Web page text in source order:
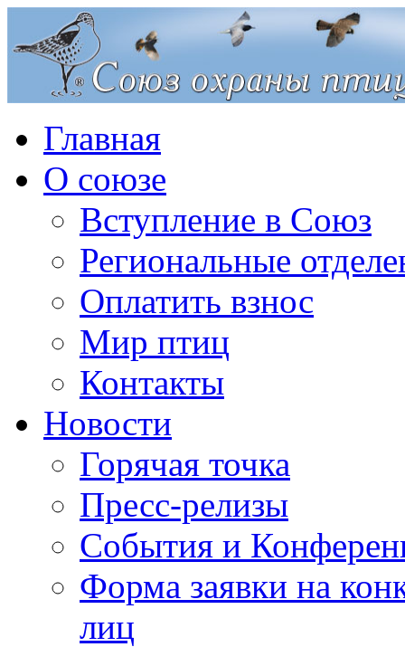
Главная
О союзе
Вступление в Союз
Региональные
Оплатить взнос
Мир птиц
Контакты
Новости
Горячая точка
Пресс-релизы
События и
Форма заявки на
лиц